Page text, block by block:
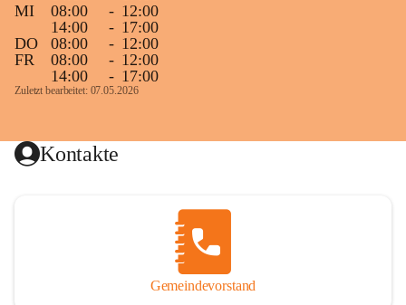
MI
08:00 - 12:00
14:00
- 17:00
DO
08:00 - 12:00
FR
08:00 - 12:00
14:00
- 17:00
Zuletzt bearbeitet: 07.05.2026
Kontakte
Gemeindevorstand